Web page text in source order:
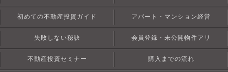
初めての不動産投資ガイド アパート・マンション経営
失敗しない秘訣 会員登録・未公開物件アリ
不動産投資セミナー 購入までの流れ